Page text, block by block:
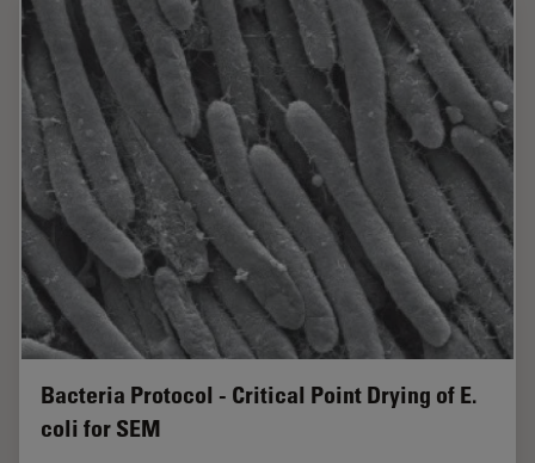
Bacteria Protocol - Critical Point Drying of E.
coli for SEM